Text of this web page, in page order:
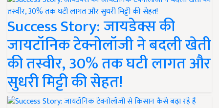
Success Story: जायडेक्स की
जायटॉनिक टेक्नोलॉजी ने बदली खेती
की तस्वीर, 30% तक घटी लागत और
सुधरी मिट्टी की सेहत!